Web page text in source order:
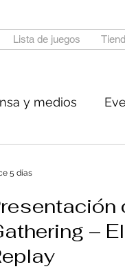
Lista de juegos
y medios
–
5 días